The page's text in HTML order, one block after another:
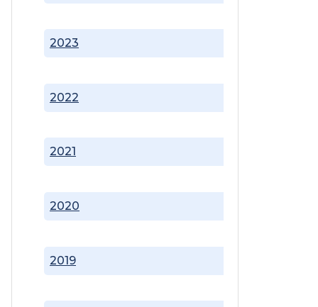
2019
2020
2021
2022
2023